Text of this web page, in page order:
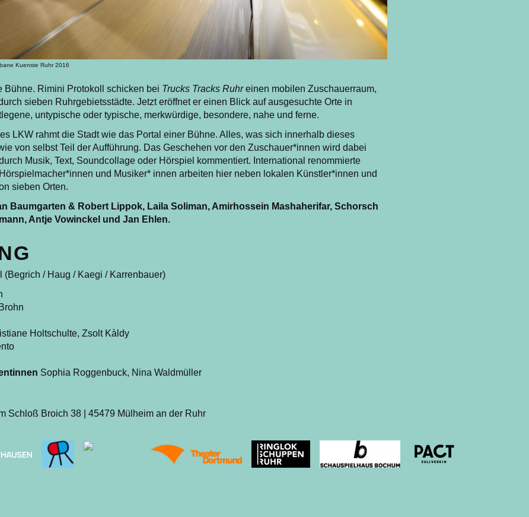
Kuenste Ruhr 2016
Bühne. Rimini Protokoll schicken bei Trucks Tracks Ruhreinen mobilen Zuschauerraum,
sieben Ruhrgebietsstädte. Jetzt eröffnet er einen Blick auf ausgesuchte Orte in
untypische oder typische, merkwürdige, besondere, nahe und ferne.
LKW rahmt die Stadt wie das Portal einer Bühne. Alles, was sich innerhalb dieses
von selbst Teil der Aufführung. Das Geschehen vor den Zuschauer*innen wird dabei
Musik, Text, Soundcollage oder Hörspiel kommentiert. International renommierte
und Musiker* innen arbeiten hier neben lokalen Künstler*innen und
sieben Orten.
Baumgarten & Robert Lippok, Laila Soliman, Amirhossein Mashaherifar, Schorsch
Antje Vowinckel und Jan Ehlen.
(Begrich / Haug / Kaegi / Karrenbauer)
Holtschulte, Zsolt Kàldy
Sophia Roggenbuck, Nina Waldmüller
Schloß Broich 38 | 45479 Mülheim an der Ruhr